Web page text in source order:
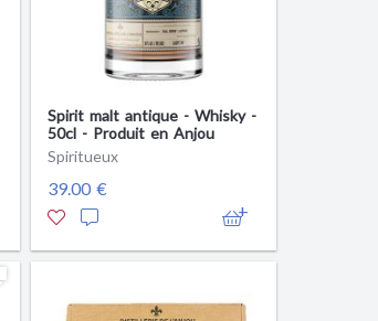
Spirit malt antique - Whisky -
50cl - Produit en Anjou
Spiritueux
39.00 €